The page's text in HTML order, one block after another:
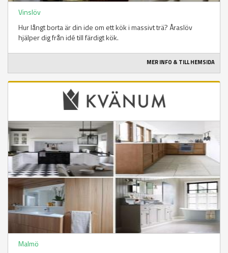
Vinslöv
Hur långt borta är din ide om ett kök i massivt trä? Åraslöv
hjälper dig från idé till färdigt kök.
MER INFO & TILL HEMSIDA
Malmö